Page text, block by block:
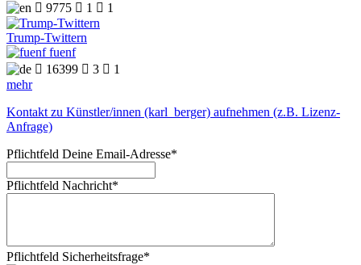
 9775  1  1
Trump-Twittern
fuenf
 16399  3  1
mehr
Kontakt zu Künstler/innen (karl_berger) aufnehmen (z.B. Lizenz-
Anfrage)
Pflichtfeld Deine Email-Adresse*
Pflichtfeld Nachricht*
Pflichtfeld Sicherheitsfrage*